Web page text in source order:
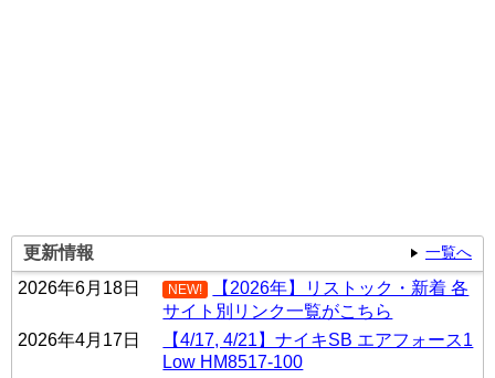
一覧へ
更新情報
2026年6月18日
NEW!
【2026年】リストック・新着 各
サイト別リンク一覧がこちら
2026年4月17日
【4/17, 4/21】ナイキSB エアフォース1
Low HM8517-100